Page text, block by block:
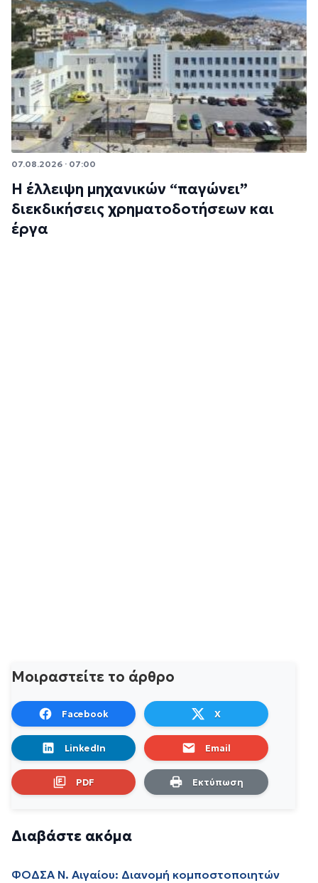
07.08.2026 · 07:00
Η έλλειψη μηχανικών “παγώνει”
διεκδικήσεις χρηματοδοτήσεων και
έργα
Μοιραστείτε το άρθρο
Facebook X
LinkedIn Email
PDF Εκτύπωση
Διαβάστε ακόμα
ΦΟΔΣΑ Ν. Αιγαίου: Διανομή κομποστοποιητών